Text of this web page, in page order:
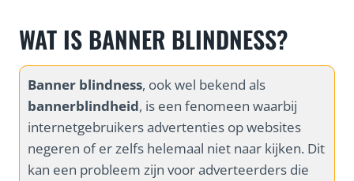
WAT IS BANNER BLINDNESS?
Banner blindness, ook wel bekend als
bannerblindheid, is een fenomeen waarbij
internetgebruikers advertenties op websites
negeren of er zelfs helemaal niet naar kijken. Dit
kan een probleem zijn voor adverteerders die